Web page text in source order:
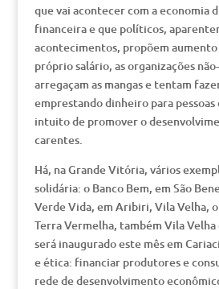
que vai acontecer com a economia
financeira e que políticos,
acontecimentos, propõem
próprio salário, as organizações
arregaçam as mangas e tentam
emprestando dinheiro para pessoas
intuito de promover o
carentes.
Há, na Grande Vitória, vários
solidária: o Banco Bem, em São
Verde Vida, em Aribiri, Vila Velha,
Terra Vermelha, também Vila Velha
será inaugurado este mês em
e ética: financiar produtores e
rede de desenvolvimento